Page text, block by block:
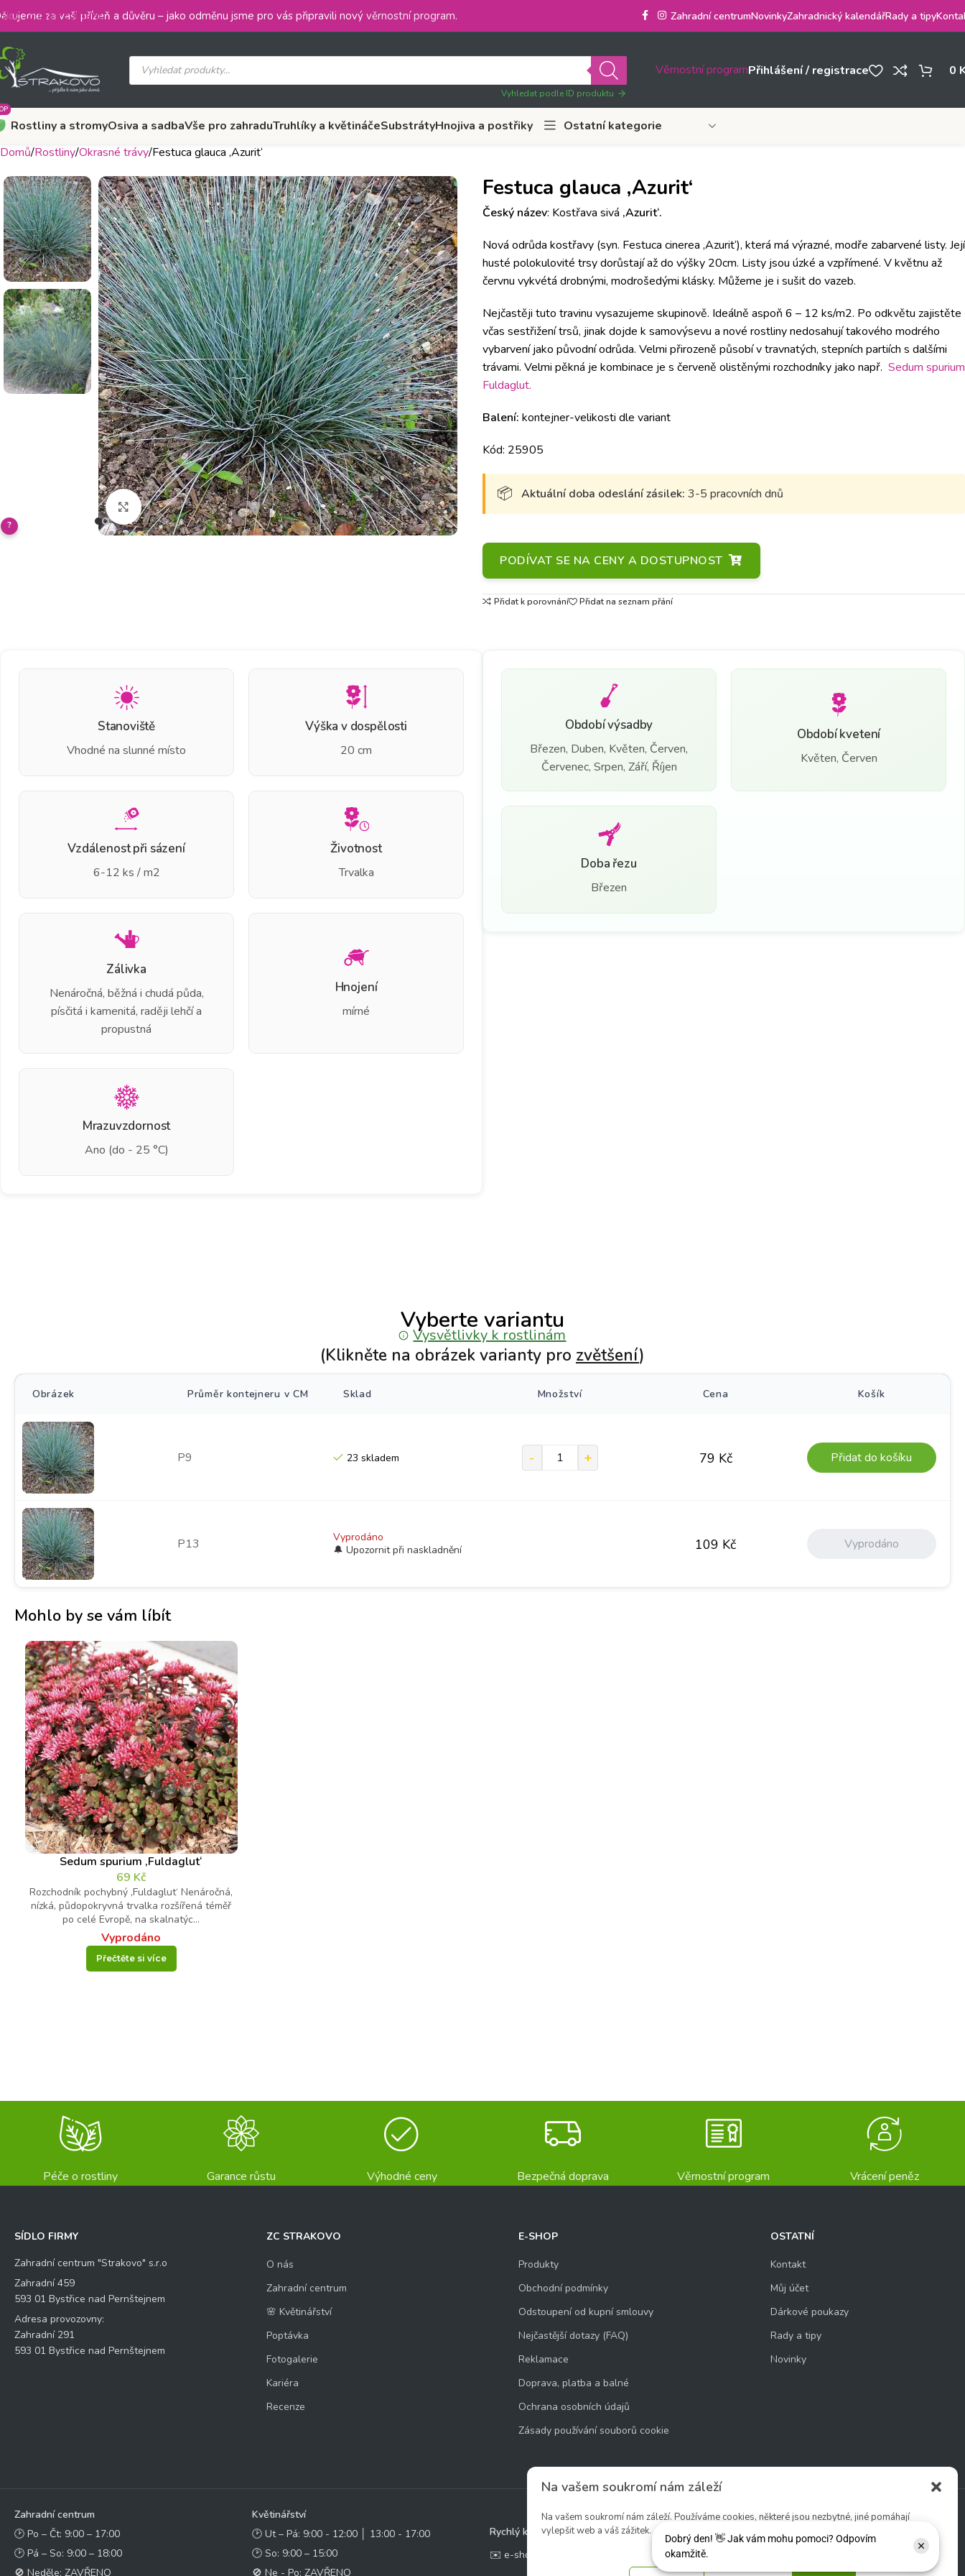
Na vašem soukromí nám záleží
Na vašem soukromí nám záleží. Používáme cookies, některé jsou nezbytné, jiné pomáhají
vylepšit web a váš zážitek.
Skip to main content
za vaši přízeň a důvěru – jako odměnu jsme pro vás připravili nový věrnostní program. Zahradní centrumNovinkyZahradnický kalendářRady a tipy
Vyhledat podle ID produktu
Věrnostní programPřihlášení / registrace 0
Rostliny a stromyOsiva a sadbaVše pro zahraduTruhlíky a květináčeSubstrátyHnojiva a postřiky
Ostatní kategorie
Domů Rostliny Okrasné trávy Festuca glauca ‚Azurit‘
Klikněte pro zvětšení
?
Festuca glauca ‚Azurit‘
Český název: Kostřava sivá ‚Azurit‘.
Nová odrůda kostřavy (syn. Festuca cinerea ‚Azurit‘), která má výrazné, modře zabarvené listy. Její
husté polokulovité trsy dorůstají až do výšky 20cm. Listy jsou úzké a vzpřímené. V květnu až
červnu vykvétá drobnými, modrošedými klásky. Můžeme je i sušit do vazeb.
Nejčastěji tuto travinu vysazujeme skupinově. Ideálně aspoň 6 – 12 ks/m2. Po odkvětu zajistěte
včas sestřižení trsů, jinak dojde k samovýsevu a nové rostliny nedosahují takového modrého
vybarvení jako původní odrůda. Velmi přirozeně působí v travnatých, stepních partiích s dalšími
trávami. Velmi pěkná je kombinace je s červeně olistěnými rozchodníky jako např. Sedum spurium
Fuldaglut.
Balení: kontejner-velikosti dle variant
Kód: 25905
Aktuální doba odeslání zásilek: 3-5 pracovních dnů
PODÍVAT SE NA CENY A DOSTUPNOST
Přidat k porovnání Přidat na seznam přání
Stanoviště
Vhodné na slunné místo
Výška v dospělosti
20 cm
Vzdálenost při sázení
6-12 ks / m2
Životnost
Trvalka
Zálivka
Nenáročná, běžná i chudá půda,
písčitá i kamenitá, raději lehčí a
propustná
Hnojení
mírné
Mrazuvzdornost
Ano (do - 25 °C)
Období výsadby
Březen, Duben, Květen, Červen,
Červenec, Srpen, Září, Říjen
Období kvetení
Květen, Červen
Doba řezu
Březen
Vyberte variantu
Vysvětlivky k rostlinám
(Klikněte na obrázek varianty pro zvětšení)
Obrázek Průměr kontejneru v CM Sklad Množství Cena Košík
P9 23 skladem 79 Kč Přidat do košíku
P13 Vyprodáno 109 Kč Vyprodáno
Mohlo by se vám líbít
Sedum spurium ‚Fuldaglut‘
69 Kč
Rozchodník pochybný ‚Fuldaglut‘ Nenáročná,
nízká, půdopokryvná trvalka rozšířená téměř
po celé Evropě, na skalnatýc...
Vyprodáno
Přečtěte si více
Péče o rostliny Garance růstu Výhodné ceny Bezpečná doprava Věrnostní program Vrácení peněz
SÍDLO FIRMY
Zahradní centrum "Strakovo" s.r.o
Zahradní 459
593 01 Bystřice nad Pernštejnem
Adresa provozovny:
Zahradní 291
593 01 Bystřice nad Pernštejnem
ZC STRAKOVO
O nás
Zahradní centrum
🌸 Květinářství
Poptávka
Fotogalerie
Kariéra
Recenze
E-SHOP
Produkty
Obchodní podmínky
Odstoupení od kupní smlouvy
Nejčastější dotazy (FAQ)
Reklamace
Doprava, platba a balné
Ochrana osobních údajů
Zásady používání souborů cookie
OSTATNÍ
Kontakt
Můj účet
Dárkové poukazy
Rady a tipy
Novinky
Zahradní centrum
🕑 Po – Čt: 9:00 – 17:00
🕑 Pá – So: 9:00 – 18:00
🚫 Neděle: ZAVŘENO
Květinářství
🕑 Ut – Pá: 9:00 - 12:00 │ 13:00 - 17:00
🕑 So: 9:00 – 15:00
🚫 Ne - Po: ZAVŘENO
Rychlý kontakt:
✉️ e-shop@zcstrakovo.cz
Sledujte nás: